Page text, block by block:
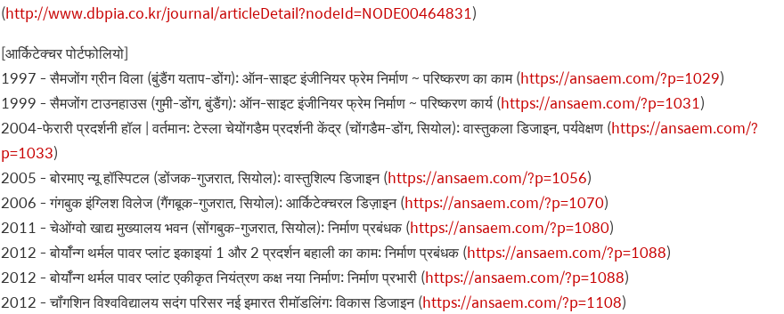
(http://www.dbpia.co.kr/journal/articleDetail?nodeId=NODE00464831)
[आर्किटेक्चर पोर्टफोलियो]
1997 - सैमजोंग ग्रीन विला (बुंडैंग यताप-डोंग): ऑन-साइट इंजीनियर फ्रेम निर्माण ~ परिष्करण का काम (https://ansaem.com/?p=1029)
1999 - सैमजोंग टाउनहाउस (गुमी-डोंग, बुंडैंग): ऑन-साइट इंजीनियर फ्रेम निर्माण ~ परिष्करण कार्य (https://ansaem.com/?p=1031)
2004-फेरारी प्रदर्शनी हॉल | वर्तमान: टेस्ला चेयोंगडैम प्रदर्शनी केंद्र (चोंगडैम-डोंग, सियोल): वास्तुकला डिजाइन, पर्यवेक्षण (https://ansaem.com/?
p=1033)
2005 - बोरमाए न्यू हॉस्पिटल (डोंजक-गुजरात, सियोल): वास्तुशिल्प डिजाइन (https://ansaem.com/?p=1056)
2006 - गंगबुक इंग्लिश विलेज (गैंगबूक-गुजरात, सियोल): आर्किटेक्चरल डिज़ाइन (https://ansaem.com/?p=1070)
2011 - चेओंग्वो खाद्य मुख्यालय भवन (सोंगबुक-गुजरात, सियोल): निर्माण प्रबंधक (https://ansaem.com/?p=1080)
2012 - बोर्यॉन्ग थर्मल पावर प्लांट इकाइयां 1 और 2 प्रदर्शन बहाली का काम: निर्माण प्रबंधक (https://ansaem.com/?p=1088)
2012 - बोर्यॉन्ग थर्मल पावर प्लांट एकीकृत नियंत्रण कक्ष नया निर्माण: निर्माण प्रभारी (https://ansaem.com/?p=1088)
2012 - चॉंगशिन विश्वविद्यालय सदंग परिसर नई इमारत रीमॉडलिंग: विकास डिजाइन (https://ansaem.com/?p=1108)